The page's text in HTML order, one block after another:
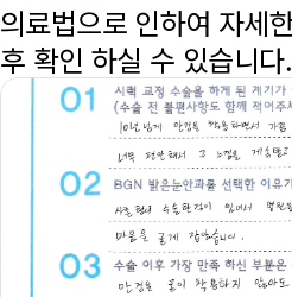
의료법으로 인하여 자세
후 확인 하실 수 있습니다.